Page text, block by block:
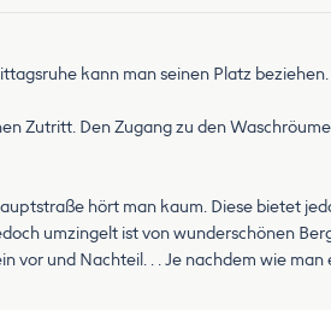
kann man seinen Platz beziehen.
Zutritt. Den Zugang zu den
hört man kaum. Diese bietet
umzingelt ist von wunderschönen
vor und Nachteil. . . Je nachdem wie man